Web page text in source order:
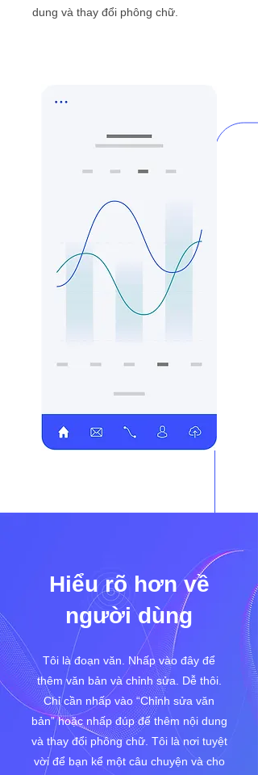
dung và thay đổi phông chữ.
Hiểu rõ hơn về
người dùng
Tôi là đoạn văn. Nhấp vào đây để
thêm văn bản và chỉnh sửa. Dễ thôi.
Chỉ cần nhấp vào “Chỉnh sửa văn
bản” hoặc nhấp đúp để thêm nội dung
và thay đổi phông chữ. Tôi là nơi tuyệt
vời để bạn kể một câu chuyện và cho